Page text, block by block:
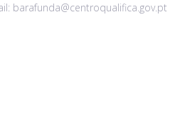
barafunda@centroqualifica.gov.pt